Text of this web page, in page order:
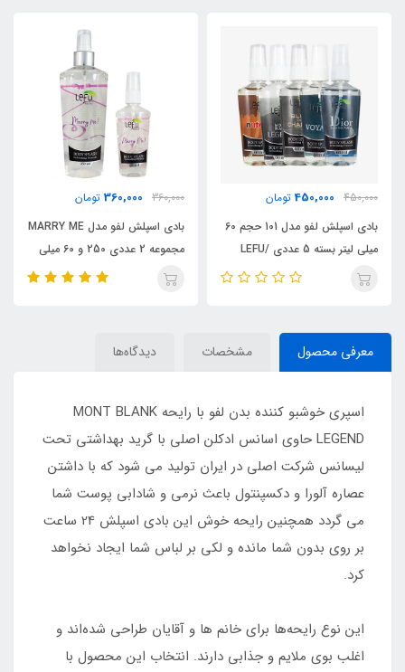
450,000
450,000 تومان
بادی اسپلش لفو مدل 101 حجم 60
میلی لیتر بسته 5 عددی /LEFU
360,000
360,000 تومان
بادی اسپلش لفو مدل MARRY ME
مجموعه 2 عددی 250 و 60 میلی
لیتر/ LEFU
معرفی محصول مشخصات دیدگاه‌ها
اسپری خوشبو کننده بدن لفو با رایحه MONT BLANK
LEGEND حاوی اسانس ادکلن اصلی با گرید بهداشتی تحت
لیسانس شرکت اصلی در ایران تولید می شود که با داشتن
عصاره آلورا و دکسپنتول باعث نرمی و شادابی پوست شما
می گردد همچنین رایحه خوش این بادی اسپلش 24 ساعت
بر روی بدون شما مانده و لکی بر لباس شما ایجاد نخواهد
کرد.
این نوع رایحه‌ها برای خانم ها و آقایان طراحی شده‌اند و
اغلب بوی ملایم و جذابی دارند. انتخاب این محصول با